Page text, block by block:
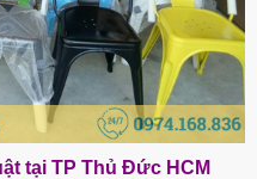
tại TP Thủ Đức HCM